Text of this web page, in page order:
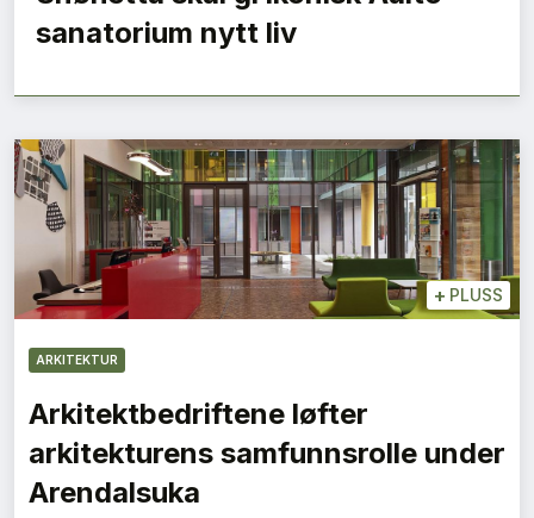
sanatorium nytt liv
+ PLUSS
ARKITEKTUR
Arkitektbedriftene løfter
arkitekturens samfunnsrolle under
Arendalsuka